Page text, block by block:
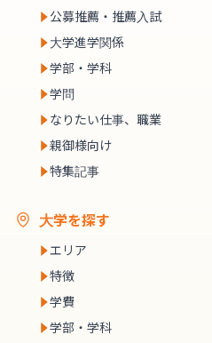
公募推薦・推薦入試
大学進学関係
学部・学科
学問
なりたい仕事、職業
親御様向け
特集記事
大学を探す
エリア
特徴
学費
学部・学科